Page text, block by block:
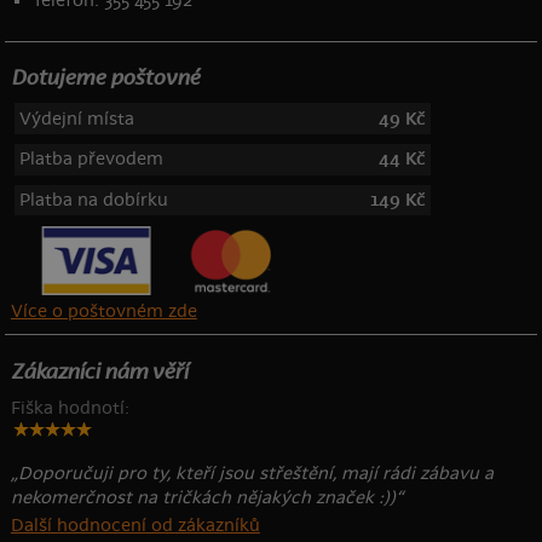
Dotujeme poštovné
Výdejní místa
49 Kč
Platba převodem
44 Kč
Platba na dobírku
149 Kč
Více o poštovném zde
Zákazníci nám věří
Fiška hodnotí:
„Doporučuji pro ty, kteří jsou střeštění, mají rádi zábavu a
nekomerčnost na tričkách nějakých značek :))“
Další hodnocení od zákazníků